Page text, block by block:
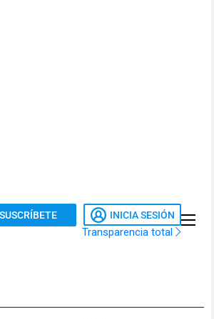
SUSCRÍBETE INICIA SESIÓN
Transparencia total